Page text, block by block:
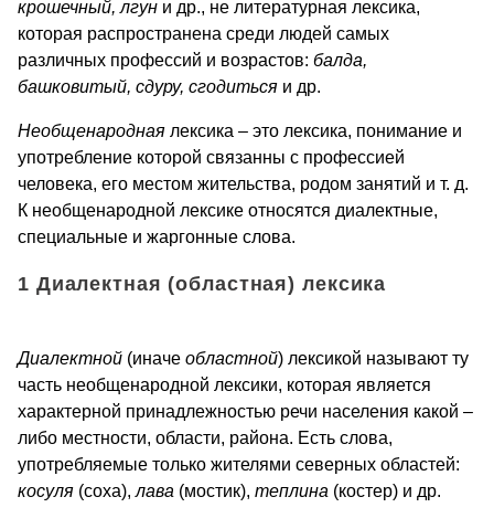
крошечный, лгун и др., не литературная лексика,
которая распространена среди людей самых
различных профессий и возрастов: балда,
башковитый, сдуру, сгодиться и др.
Необщенародная лексика – это лексика, понимание и
употребление которой связанны с профессией
человека, его местом жительства, родом занятий и т. д.
К необщенародной лексике относятся диалектные,
специальные и жаргонные слова.
1 Диалектная (областная) лексика
Диалектной (иначе областной) лексикой называют ту
часть необщенародной лексики, которая является
характерной принадлежностью речи населения какой –
либо местности, области, района. Есть слова,
употребляемые только жителями северных областей:
косуля (соха), лава (мостик), теплина (костер) и др.